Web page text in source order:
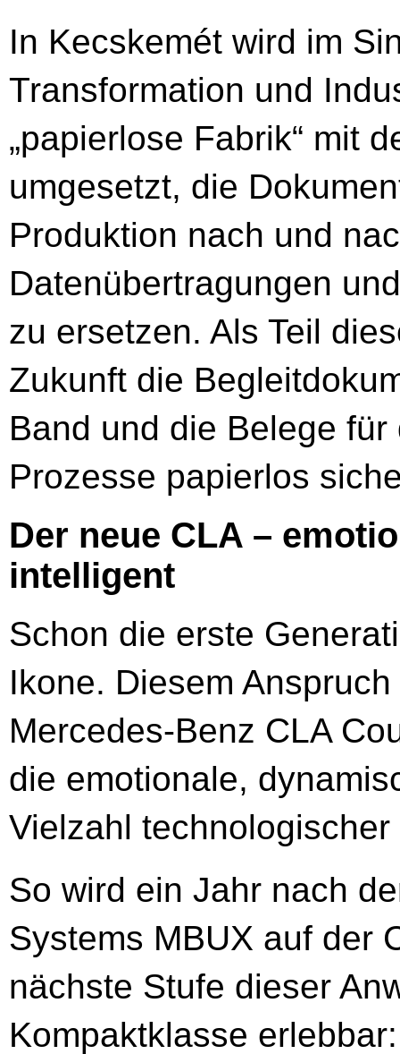
In Kecskemét wird im
Transformation und
„papierlose Fabrik“ mit
umgesetzt, die
Produktion nach und
Datenübertragungen
zu ersetzen. Als Teil
Zukunft die
Band und die Belege
Prozesse papierlos
Der neue CLA –
intelligent
Schon die erste
Ikone. Diesem
Mercedes-Benz CLA
die emotionale,
Vielzahl
So wird ein Jahr nach
Systems MBUX auf der
nächste Stufe dieser
Kompaktklasse